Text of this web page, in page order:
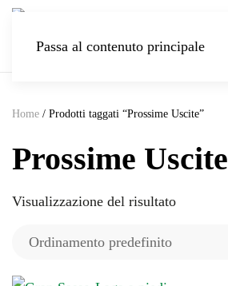
Passa al contenuto principale
Home / Prodotti taggati “Prossime Uscite”
Prossime Uscite
Visualizzazione del risultato